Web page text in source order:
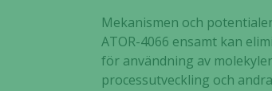
Mekanismen och
ATOR-4066 ensamt kan
för användning av
processutveckling och